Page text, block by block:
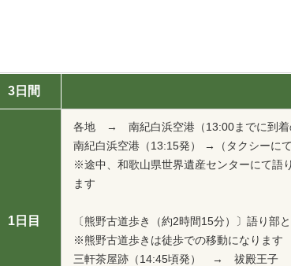
3日間
1日目
各地 → 南紀白浜空港（13:00までに到着
南紀白浜空港（13:15発） →（タクシー
※途中、和歌山県世界遺産センターにて語
ます
〔熊野古道歩き（約2時間15分）〕語り部
※熊野古道歩きは徒歩での移動になります
三軒茶屋跡（14:45頃発） → 祓殿王